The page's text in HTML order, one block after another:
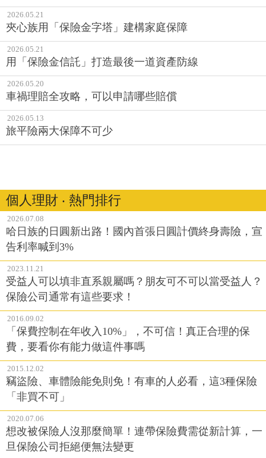
2026.05.21
夾心族用「保險金字塔」建構家庭保障
2026.05.21
用「保險金信託」打造最後一道資產防線
2026.05.20
車禍理賠全攻略，可以申請哪些賠償
2026.05.13
旅平險兩大保障不可少
個人理財 ‧ 熱門排行
2026.07.08
哈日族的日圓新出路！國內首張日圓計價終身壽險，宣
告利率喊到3%
2023.11.21
受益人可以填非直系親屬嗎？朋友可不可以當受益人？
保險公司通常有這些要求！
2016.09.02
「保費控制在年收入10%」，不可信！真正合理的保
費，要看你有能力做這件事嗎
2015.12.02
竊盜險、車體險能免則免！有車的人必看，這3種保險
「非買不可」
2020.07.06
想改被保險人沒那麼簡單！連帶保險費需從新計算，一
旦保險公司拒絕便無法變更